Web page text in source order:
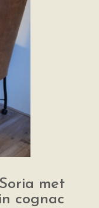
met
cognac